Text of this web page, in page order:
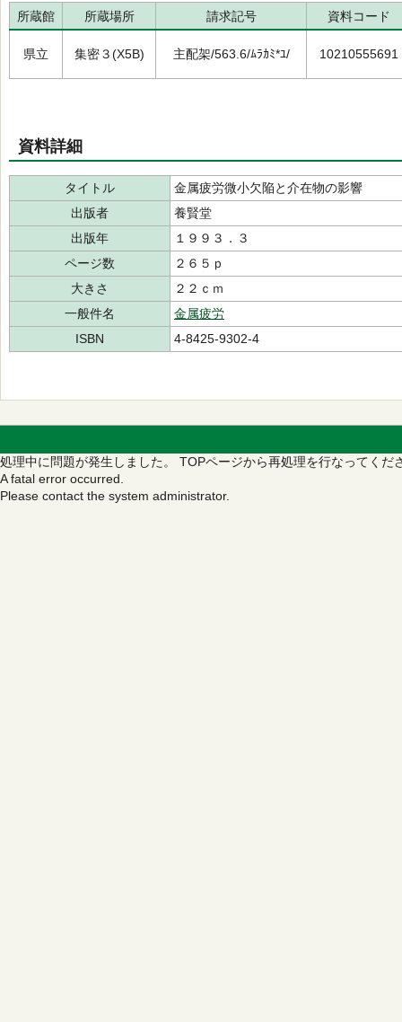
所蔵館 所蔵場所 請求記号 資料コード
県立 集密３(X5B) 主配架/563.6/ﾑﾗｶﾐ*ﾕ/ 10210555691
資料詳細
タイトル
金属疲労微小欠陥と介在物の影響
出版者
養賢堂
出版年
１９９３．３
ページ数
２６５ｐ
大きさ
２２ｃｍ
一般件名
金属疲労
ISBN
4-8425-9302-4
処理中に問題が発生しました。 TOPページから再処理を行なってくだ
A fatal error occurred.
Please contact the system administrator.